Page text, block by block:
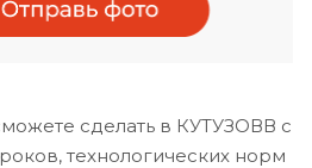
сделать в КУТУЗОВВ с
технологических норм